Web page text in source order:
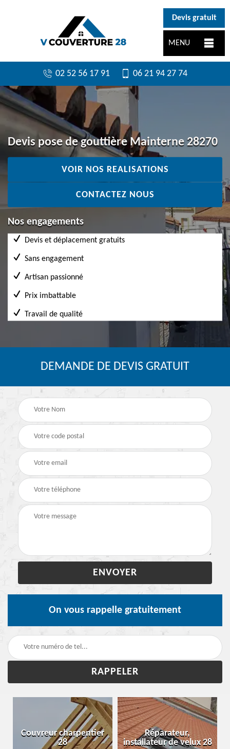
Devis gratuit
MENU
02 52 56 17 91 06 21 94 27 74
Devis pose de gouttière Mainterne 28270
VOIR NOS REALISATIONS
CONTACTEZ NOUS
Nos engagements
Devis et déplacement gratuits
Sans engagement
Artisan passionné
Prix imbattable
Travail de qualité
DEMANDE DE DEVIS GRATUIT
On vous rappelle gratuitement
Couvreur charpentier
28
Réparateur,
installateur de velux 28